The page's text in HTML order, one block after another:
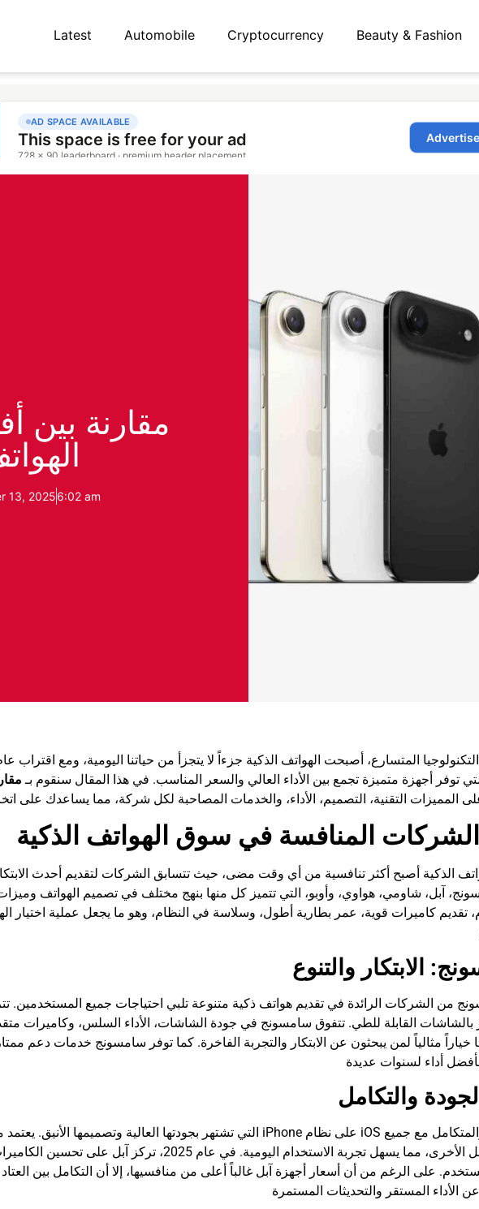
Latest Automobile Cryptocurrency Beauty & Fashion
مقارنة
13, 20256:02 am
توفر أجهزة متميزة تجمع بين الأداء العالي والسعر المناسب. في هذا المقال سنقوم بـ
الشركات المنافسة في سوق الهواتف الذكية
الذكية أصبح أكثر تنافسية من أي وقت مضى، حيث تتسابق الشركات لتقديم أحدث
آبل، شاومي، هواوي، وأوبو، التي تتميز كل منها بنهج مختلف في تصميم الهواتف
تقديم كاميرات قوية، عمر بطارية أطول، وسلاسة في النظام، وهو ما يجعل عملية اختيار
الابتكار والتنوع
من الشركات الرائدة في تقديم هواتف ذكية متنوعة تلبي احتياجات جميع المستخدمين.
خياراً مثالياً لمن يبحثون عن الابتكار والتجربة الفاخرة. كما توفر سامسونج خدمات دعم
والتكامل
منتجات آبل الأخرى، مما يسهل تجربة الاستخدام اليومية.
على الرغم من أن أسعار أجهزة آبل غالباً أعلى من منافسيها، إلا أن التكامل بين